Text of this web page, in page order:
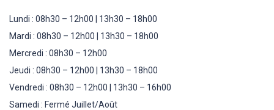
Lundi : 08h30 – 12h00 | 13h30 – 18h00
Mardi : 08h30 – 12h00 | 13h30 – 18h00
Mercredi : 08h30 – 12h00
Jeudi : 08h30 – 12h00 | 13h30 – 18h00
Vendredi : 08h30 – 12h00 | 13h30 – 16h00
Samedi : Fermé Juillet/Août